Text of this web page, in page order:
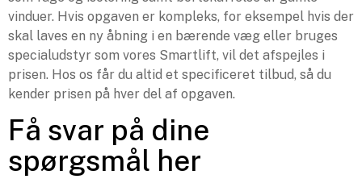
vinduer. Hvis opgaven er kompleks, for eksempel hvis der
skal laves en ny åbning i en bærende væg eller bruges
specialudstyr som vores Smartlift, vil det afspejles i
prisen. Hos os får du altid et specificeret tilbud, så du
kender prisen på hver del af opgaven.
Få svar på dine
spørgsmål her